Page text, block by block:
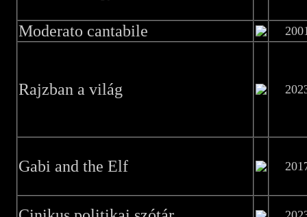
Moderato cantabile
Rajzban a világ
Gabi and the Elf